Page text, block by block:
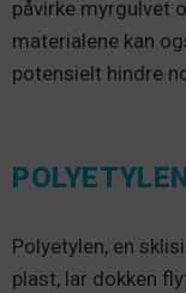
påvirke myrgulvet
materialene kan
potensielt hindre
Polyetylen, en
plast, lar dokken